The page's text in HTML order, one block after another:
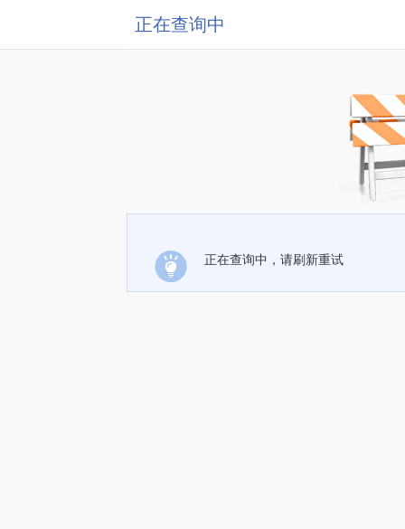
正在查询中
正在查询中，请刷新重试